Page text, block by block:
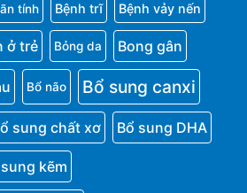
tính Bệnh trĩ Bệnh vảy nến
ở trẻ Bỏng da Bong gân
Bổ não Bổ sung canxi
sung chất xơ Bổ sung DHA
kẽm